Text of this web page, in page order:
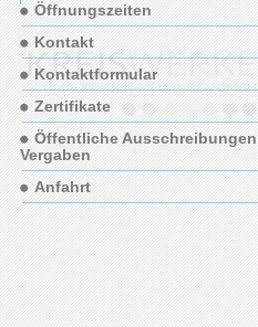
Öffnungszeiten
Kontakt
Kontaktformular
Zertifikate
Öffentliche
Vergaben
Anfahrt